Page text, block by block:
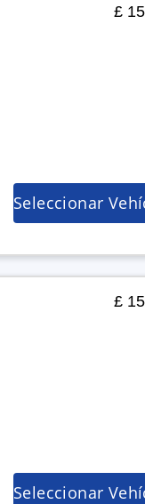
£
Seleccionar
£
Seleccionar